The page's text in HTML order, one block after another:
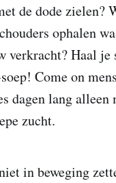
de dode zielen?
ophalen
verkracht? Haal je
Come on
dagen lang alleen
zucht.
in beweging